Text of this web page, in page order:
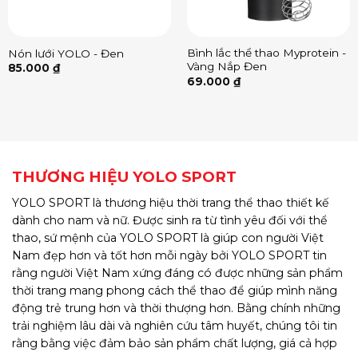
Nón lưới YOLO - Đen
85.000 ₫
Bình lắc thể thao Myprotein -
Vàng Nắp Đen
69.000 ₫
THƯƠNG HIỆU YOLO SPORT
YOLO SPORT là thương hiệu thời trang thể thao thiết kế
dành cho nam và nữ. Được sinh ra từ tình yêu đối với thể
thao, sứ mệnh của YOLO SPORT là giúp con người Việt
Nam đẹp hơn và tốt hơn mỗi ngày bởi YOLO SPORT tin
rằng người Việt Nam xứng đáng có được những sản phẩm
thời trang mang phong cách thể thao để giúp mình năng
động trẻ trung hơn và thời thượng hơn. Bằng chính những
trải nghiệm lâu dài và nghiên cứu tâm huyết, chúng tôi tin
rằng bằng việc đảm bảo sản phẩm chất lượng, giá cả hợp